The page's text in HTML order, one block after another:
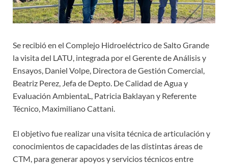
Se recibió en el Complejo Hidroeléctrico de Salto Grande
la visita del LATU, integrada por el Gerente de Análisis y
Ensayos, Daniel Volpe, Directora de Gestión Comercial,
Beatriz Perez, Jefa de Depto. De Calidad de Agua y
Evaluación AmbientaL, Patricia Baklayan y Referente
Técnico, Maximiliano Cattani.
El objetivo fue realizar una visita técnica de articulación y
conocimientos de capacidades de las distintas áreas de
CTM, para generar apoyos y servicios técnicos entre